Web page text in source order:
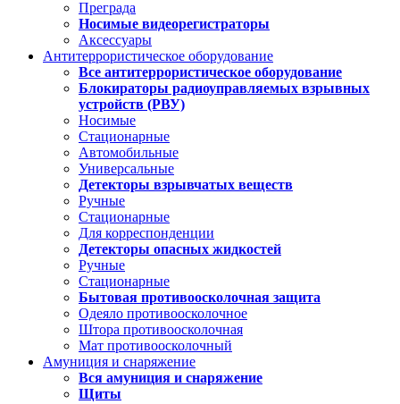
Преграда
Носимые видеорегистраторы
Аксессуары
Антитеррористическое оборудование
Все антитеррористическое оборудование
Блокираторы радиоуправляемых взрывных
устройств (РВУ)
Носимые
Стационарные
Автомобильные
Универсальные
Детекторы взрывчатых веществ
Ручные
Стационарные
Для корреспонденции
Детекторы опасных жидкостей
Ручные
Стационарные
Бытовая противоосколочная защита
Одеяло противоосколочное
Штора противоосколочная
Мат противоосколочный
Амуниция и снаряжение
Вся амуниция и снаряжение
Щиты